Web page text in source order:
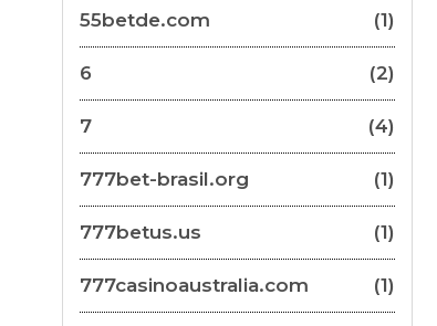
55betde.com (1)
6 (2)
7 (4)
777bet-brasil.org (1)
777betus.us (1)
777casinoaustralia.com (1)